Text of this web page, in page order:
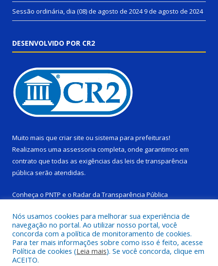
Sessão ordinária, dia (08) de agosto de 20249 de agosto de 2024
DESENVOLVIDO POR CR2
Muito mais que criar site ou sistema para prefeituras!
Realizamos uma assessoria completa, onde garantimos em
contrato que todas as exigências das leis de transparência
pública serão atendidas.
Conheça o PNTP e o Radar da Transparência Pública
Todos os direitos reservados a Câmara Municipal de Ponta de
Pedras.
Nós usamos cookies para melhorar sua experiência de
navegação no portal. Ao utilizar nosso portal, você
concorda com a política de monitoramento de cookies.
Para ter mais informações sobre como isso é feito, acesse
Política de cookies (Leia mais). Se você concorda, clique em
ACEITO.